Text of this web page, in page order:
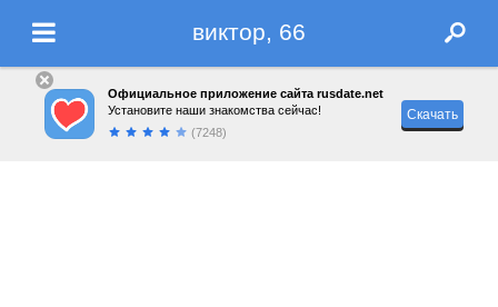
виктор, 66
Официальное приложение сайта rusdate.net
Установите наши знакомства сейчас!
(7248)
Скачать